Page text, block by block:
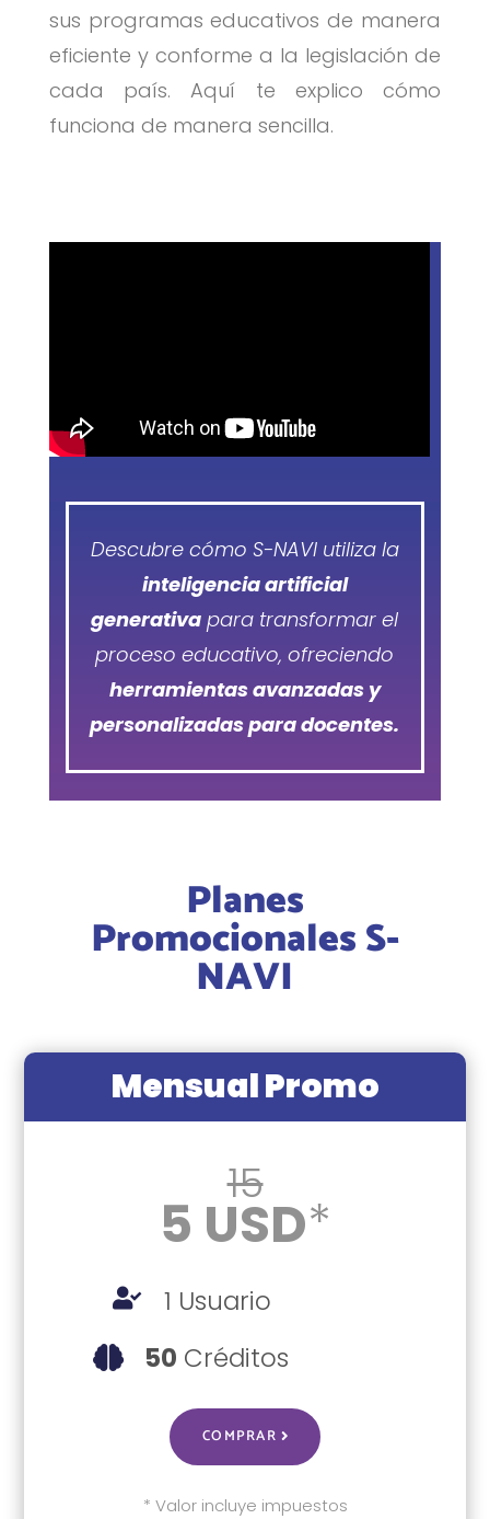
sus programas educativos de manera
eficiente y conforme a la legislación de
cada país. Aquí te explico cómo
funciona de manera sencilla.
Descubre cómo S-NAVI utiliza la
inteligencia artificial
generativa para transformar el
proceso educativo, ofreciendo
herramientas avanzadas y
personalizadas para docentes.
Planes
Promocionales S-
NAVI
Mensual Promo
15
5 USD*
 1 Usuario
 50 Créditos
COMPRAR
* Valor incluye impuestos